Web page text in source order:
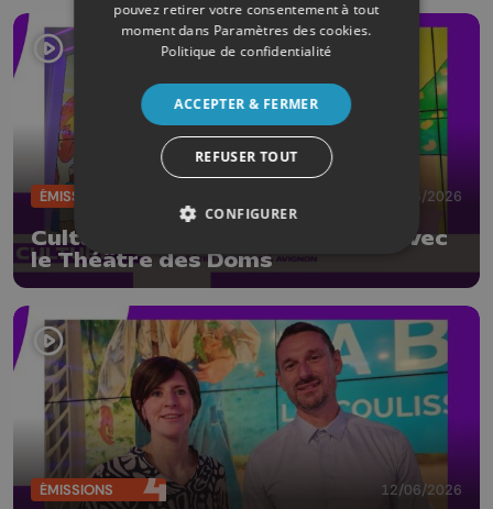
ÉMISSIONS 19/06/2026
CultureL au Festival d'Avignon avec
le Théâtre des Doms
ÉMISSIONS 12/06/2026
pouvez retirer votre consentement à tout
moment dans Paramètres des cookies.
Politique de confidentialité
ACCEPTER & FERMER
REFUSER TOUT
CONFIGURER